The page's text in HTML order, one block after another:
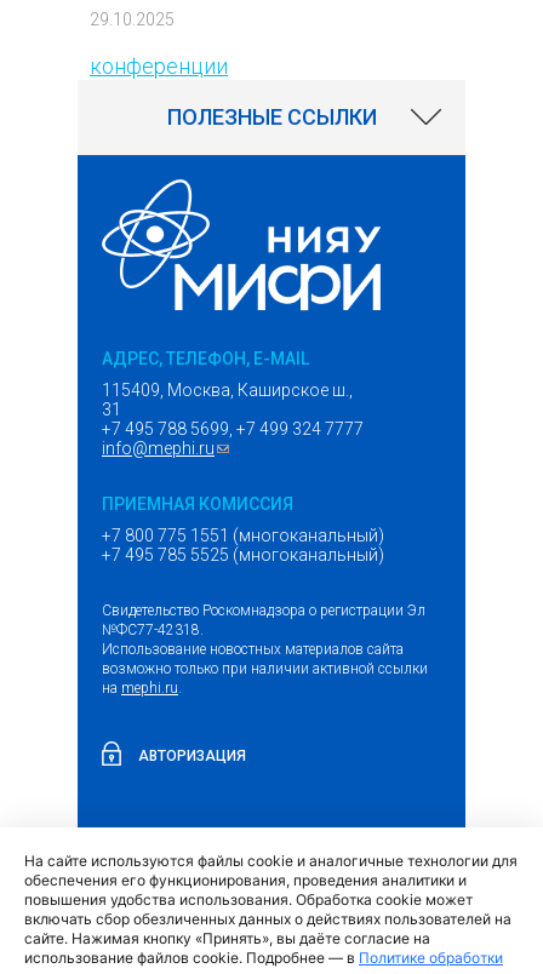
29.10.2025
конференции
ПОЛЕЗНЫЕ ССЫЛКИ
АДРЕС, ТЕЛЕФОН, E-MAIL
115409, Москва, Каширское ш.,
31
+7 495 788 5699, +7 499 324 7777
info@mephi.ru(ссылка для отправки email)
ПРИЕМНАЯ КОМИССИЯ
+7 800 775 1551 (многоканальный)
+7 495 785 5525 (многоканальный)
Свидетельство Роскомнадзора о регистрации Эл
№ФС77-42318.
Использование новостных материалов сайта
возможно только при наличии активной ссылки
на mephi.ru
АВТОРИЗАЦИЯ
Обращение граждан и организаций (внешняя
ссылка)
На сайте используются файлы cookie и аналогичные технологии для
обеспечения его функционирования, проведения аналитики и
повышения удобства использования. Обработка cookie может
включать сбор обезличенных данных о действиях пользователей на
сайте. Нажимая кнопку «Принять», вы даёте согласие на
использование файлов cookie. Подробнее — в Политике обработки